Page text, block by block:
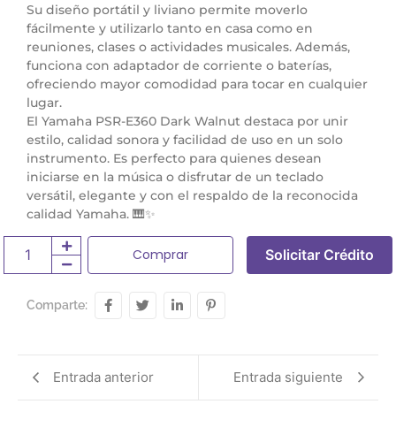
Su diseño portátil y liviano permite moverlo
fácilmente y utilizarlo tanto en casa como en
reuniones, clases o actividades musicales. Además,
funciona con adaptador de corriente o baterías,
ofreciendo mayor comodidad para tocar en cualquier
lugar.
El Yamaha PSR-E360 Dark Walnut destaca por unir
estilo, calidad sonora y facilidad de uso en un solo
instrumento. Es perfecto para quienes desean
iniciarse en la música o disfrutar de un teclado
versátil, elegante y con el respaldo de la reconocida
calidad Yamaha. 🎹✨
Comprar Solicitar Crédito
Comparte:
Entrada anterior Entrada siguiente